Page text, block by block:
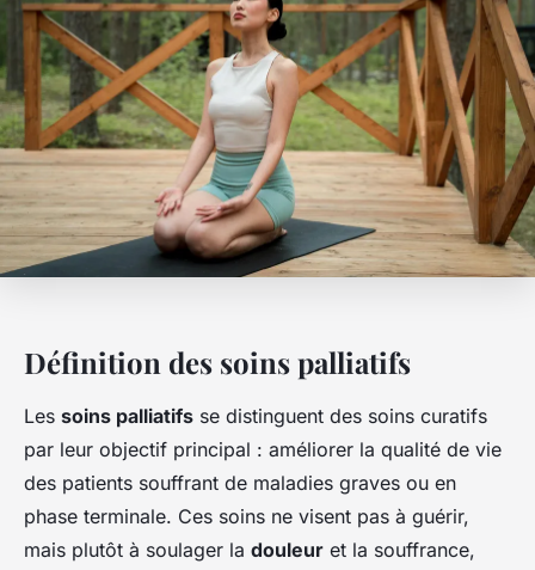
Définition des soins palliatifs
Les soins palliatifs se distinguent des soins curatifs
par leur objectif principal : améliorer la qualité de vie
des patients souffrant de maladies graves ou en
phase terminale. Ces soins ne visent pas à guérir,
mais plutôt à soulager la douleur et la souffrance,